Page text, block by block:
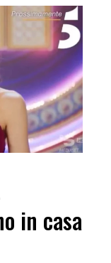
in casa